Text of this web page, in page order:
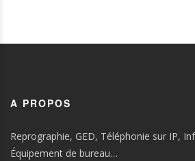
A PROPOS
Reprographie, GED, Téléphonie sur IP,
Équipement de bureau…